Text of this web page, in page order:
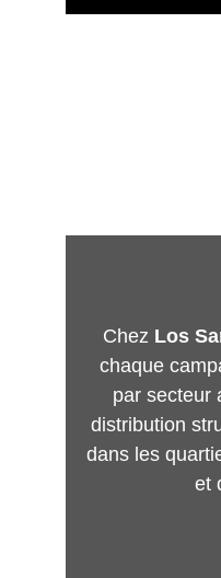
Chez Los
chaque
par secteur
distribution
dans les
et